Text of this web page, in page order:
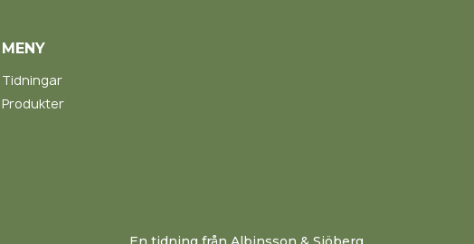
MENY
Tidningar
Produkter